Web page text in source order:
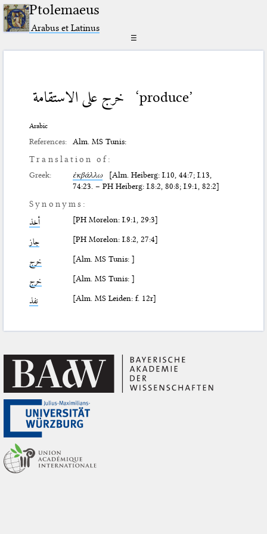
Ptolemaeus
Arabus et Latinus
☰
خرج على الاستقامة ‘produce’
Arabic
References: Alm. MS Tunis:
Translation of:
Greek: ἐκβάλλω [Alm. Heiberg: I.10, 44:7; I.13,
74:23. – PH Heiberg: I.8:2, 80:8; I.9:1, 82:2]
Synonyms:
أخذ [PH Morelon: I.9:1, 29:3]
جاز [PH Morelon: I.8:2, 27:4]
خرج [Alm. MS Tunis: ]
خرج [Alm. MS Tunis: ]
نفذ [Alm. MS Leiden: f. 12r]